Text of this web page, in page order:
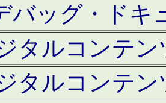
バッグ・ドキ
タルコンテ
タルコンテ